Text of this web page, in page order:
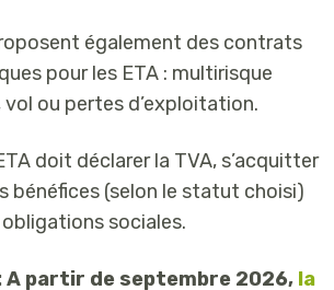
également des contrats
pour les ETA : multirisque
ou pertes d’exploitation.
doit déclarer la TVA, s’acquitter
bénéfices (selon le statut choisi)
sociales.
A partir de septembre 2026, la